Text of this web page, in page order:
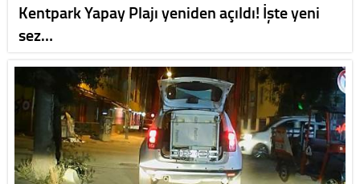
Kentpark Yapay Plajı yeniden açıldı! İşte yeni
sez…